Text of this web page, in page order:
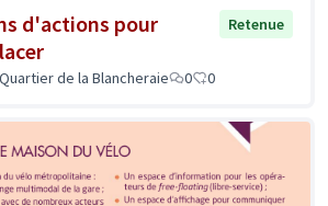
d'actions pour
Retenue
de la Blancheraie 0 0